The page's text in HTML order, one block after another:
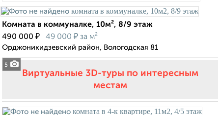
5
Комната в коммуналке, 10м², 8/9 этаж
490 000 ₽ 49 000 ₽ за м²
Орджоникидзевский район, Вологодская 81
Виртуальные 3D-туры по интересным
местам